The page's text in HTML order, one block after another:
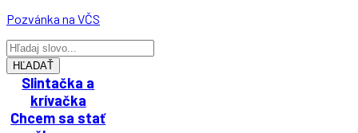
Pozvánka na VČS
HĽADAŤ
Slintačka a
krívačka
Chcem sa stať